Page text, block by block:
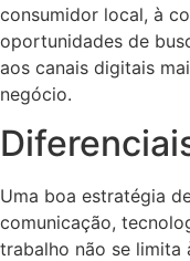
consumidor local, à
oportunidades de
aos canais digitais
negócio.
Uma boa estratégia
comunicação,
trabalho não se limita